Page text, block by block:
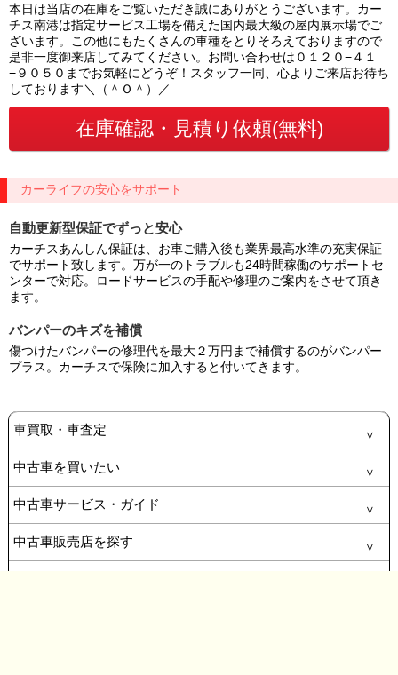
本日は当店の在庫をご覧いただき誠にありがとうございます。カー
チス南港は指定サービス工場を備えた国内最大級の屋内展示場でご
ざいます。この他にもたくさんの車種をとりそろえておりますので
是非一度御来店してみてください。お問い合わせは０１２０−４１
−９０５０までお気軽にどうぞ！スタッフ一同、心よりご来店お待ち
しております＼（＾Ｏ＾）／
カーライフの安心をサポート
自動更新型保証でずっと安心
カーチスあんしん保証は、お車ご購入後も業界最高水準の充実保証
でサポート致します。万が一のトラブルも24時間稼働のサポートセ
ンターで対応。ロードサービスの手配や修理のご案内をさせて頂き
ます。
バンパーのキズを補償
傷つけたバンパーの修理代を最大２万円まで補償するのがバンパー
プラス。カーチスで保険に加入すると付いてきます。
車買取・車査定
中古車を買いたい
中古車サービス・ガイド
中古車販売店を探す